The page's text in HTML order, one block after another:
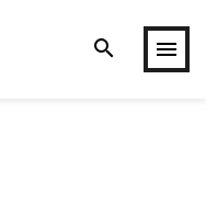
search menu